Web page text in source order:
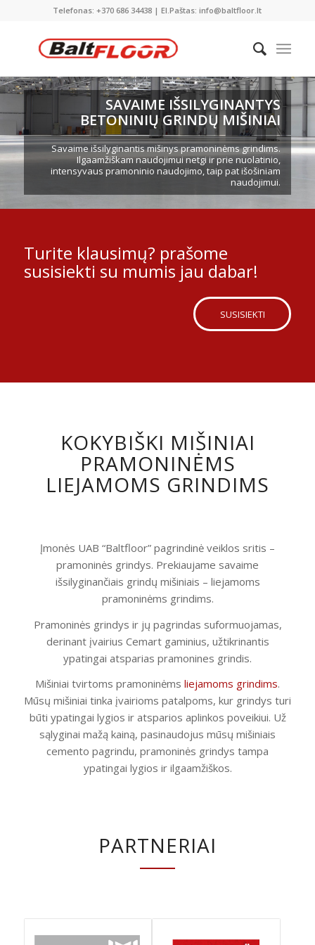
Telefonas: +370 686 34438 | El.Paštas: info@baltfloor.lt
SAVAIME IŠSILYGINANTYS
BETONINIŲ GRINDŲ MIŠINIAI
Savaime išsilyginantis mišinys pramoninėms grindims.
Ilgaamžiškam naudojimui netgi ir prie nuolatinio,
intensyvaus pramoninio naudojimo, taip pat išošiniam
naudojimui.
Turite klausimų? prašome
susisiekti su mumis jau dabar!
SUSISIEKTI
KOKYBIŠKI MIŠINIAI
PRAMONINĖMS
LIEJAMOMS GRINDIMS
Įmonės UAB “Baltfloor” pagrindinė veiklos sritis –
pramoninės grindys. Prekiaujame savaime
išsilyginančiais grindų mišiniais – liejamoms
pramoninėms grindims.
Pramoninės grindys ir jų pagrindas suformuojamas,
derinant įvairius Cemart gaminius, užtikrinantis
ypatingai atsparias pramonines grindis.
Mišiniai tvirtoms pramoninėms liejamoms grindims.
Mūsų mišiniai tinka įvairioms patalpoms, kur grindys turi
būti ypatingai lygios ir atsparios aplinkos poveikiui. Už
sąlyginai mažą kainą, pasinaudojus mūsų mišiniais
cemento pagrindu, pramoninės grindys tampa
ypatingai lygios ir ilgaamžiškos.
PARTNERIAI